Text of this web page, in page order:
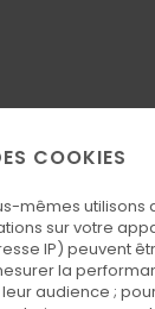
COOKIES
mêmes
sur votre
IP) peuvent
la
audience ;